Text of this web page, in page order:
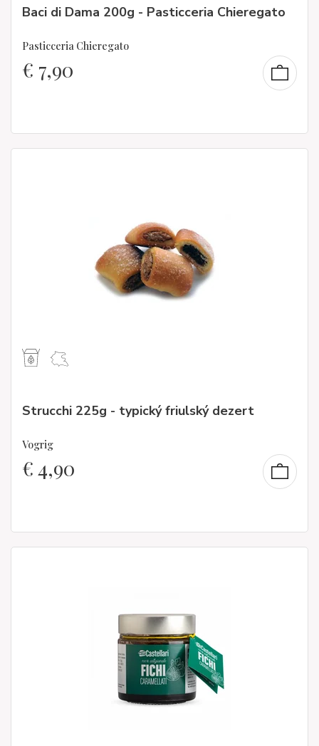
Baci di Dama 200g - Pasticceria Chieregato
Pasticceria Chieregato
€ 7,90
Strucchi 225g - typický friulský dezert
Vogrig
€4,90